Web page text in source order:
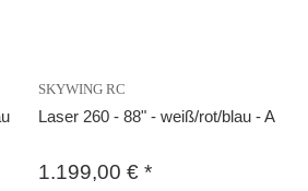
SKYWING RC
Laser 260 - 88" - weiß/rot/blau - A
1.199,00 € *